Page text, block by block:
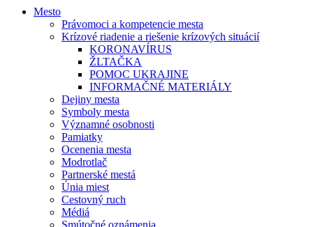
Mesto
Právomoci a kompetencie mesta
Krízové riadenie a riešenie krízových situácií
KORONAVÍRUS
ŽLTAČKA
POMOC UKRAJINE
INFORMAČNÉ MATERIÁLY
Dejiny mesta
Symboly mesta
Významné osobnosti
Pamiatky
Ocenenia mesta
Modrotlač
Partnerské mestá
Únia miest
Cestovný ruch
Médiá
Smútočné oznámenia